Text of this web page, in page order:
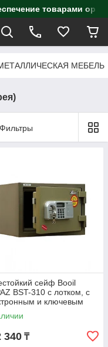
товарами
МЕБЕЛЬ
Фильтры
сейф Booil
BST-310 с лотком, с
и ключевым
340 ₸